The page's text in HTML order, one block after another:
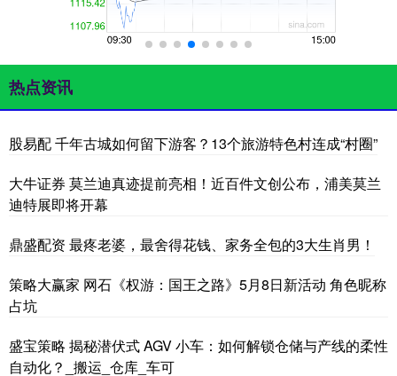
热点资讯
股易配 千年古城如何留下游客？13个旅游特色村连成“村圈”
大牛证券 莫兰迪真迹提前亮相！近百件文创公布，浦美莫兰
迪特展即将开幕
鼎盛配资 最疼老婆，最舍得花钱、家务全包的3大生肖男！
策略大赢家 网石《权游：国王之路》5月8日新活动 角色昵称
占坑
盛宝策略 揭秘潜伏式 AGV 小车：如何解锁仓储与产线的柔性
自动化？_搬运_仓库_车可